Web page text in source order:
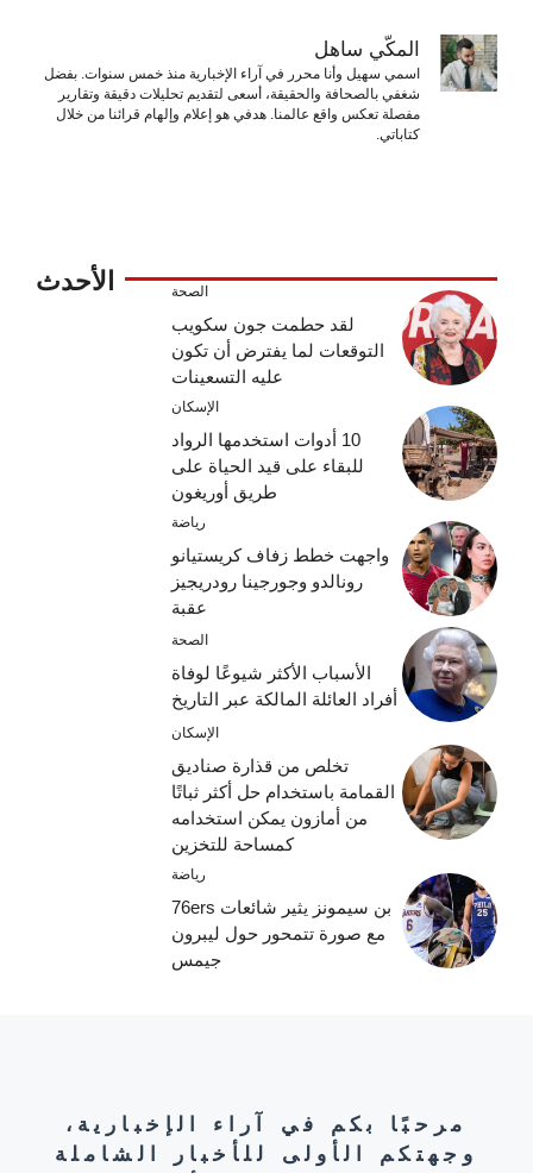
المكّي ساهل
اسمي سهيل وأنا محرر في آراء الإخبارية منذ خمس سنوات. بفضل
شغفي بالصحافة والحقيقة، أسعى لتقديم تحليلات دقيقة وتقارير
مفصلة تعكس واقع عالمنا. هدفي هو إعلام وإلهام قرائنا من خلال
كتاباتي.
الأحدث الصحة
لقد حطمت جون سكويب
التوقعات لما يفترض أن تكون
عليه التسعينات
الإسكان
10 أدوات استخدمها الرواد
للبقاء على قيد الحياة على
طريق أوريغون
رياضة
واجهت خطط زفاف كريستيانو
رونالدو وجورجينا رودريجيز
عقبة
الصحة
الأسباب الأكثر شيوعًا لوفاة
أفراد العائلة المالكة عبر التاريخ
الإسكان
تخلص من قذارة صناديق
القمامة باستخدام حل أكثر ثباتًا
من أمازون يمكن استخدامه
كمساحة للتخزين
رياضة
بن سيمونز يثير شائعات 76ers
مع صورة تتمحور حول ليبرون
جيمس
مرحبًا بكم في آراء الإخبارية،
وجهتكم الأولى للأخبار الشاملة